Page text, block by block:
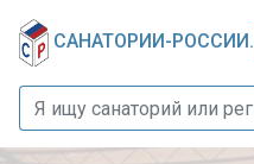
САНАТОРИИ-РОССИИ.